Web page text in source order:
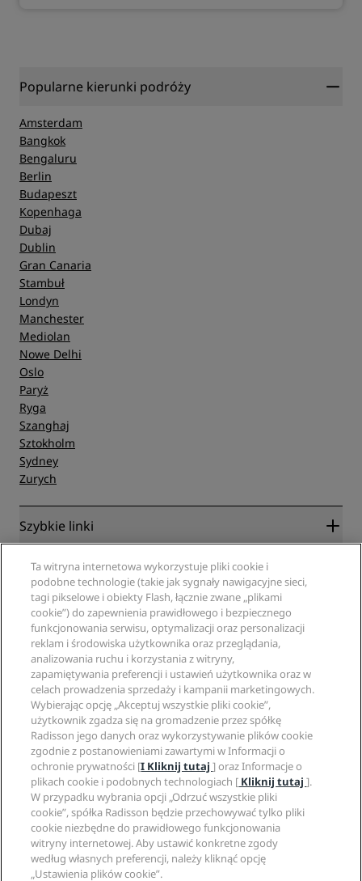
Popularne kierunki podróży
Amsterdam
Bangkok
Bengaluru
Berlin
Budapeszt
Kopenhaga
Dubaj
Dublin
Gran Canaria
Stambuł
Londyn
Manchester
Mediolan
Nowe Delhi
Oslo
Paryż
Ryga
Szanghaj
Sztokholm
Sydney
Zurych
Szybkie linki
Radisson Rewards
Gwarancja najlepszej ceny online
Blog
Cele podróży
Nowe i zapowiadane hotele
Aplikacja Radisson Hotels
Hotele z certyfikatem Sports Approved
Hotele przyjazne dla rodzin
Zdrowie i bezpieczeństwo
Specjaliści ds. podróży
Partnerzy
Agencje turystyczne
Witryna korporacyjna
Radisson Hotel Group
Media
Kariery w RHG
Kariery w PPHE
Kariera EHL
The Club by RHG
Współpraca
Odpowiedzialny biznes
Zaopatrzenie
Informacje prawne
Centrum prywatności
Informacje prawne
Regulamin Radisson Rewards
Umowa dotycząca korzystania z witryny
Dostępność cyfrowa
Oświadczenie dotyczące współczesnego niewolnictwa
Pomoc
Ostrzeżenia dla klientów
Kontakt
Najczęściej zadawane pytania
Mapa witryny
Media społecznościowe
Marki Radisson Hotels
Ta witryna internetowa wykorzystuje pliki cookie i
podobne technologie (takie jak sygnały nawigacyjne sieci,
tagi pikselowe i obiekty Flash, łącznie zwane „plikami
cookie”) do zapewnienia prawidłowego i bezpiecznego
funkcjonowania serwisu, optymalizacji oraz personalizacji
reklam i środowiska użytkownika oraz przeglądania,
analizowania ruchu i korzystania z witryny,
zapamiętywania preferencji i ustawień użytkownika oraz w
celach prowadzenia sprzedaży i kampanii marketingowych.
Wybierając opcję „Akceptuj wszystkie pliki cookie”,
użytkownik zgadza się na gromadzenie przez spółkę
Radisson jego danych oraz wykorzystywanie plików cookie
zgodnie z postanowieniami zawartymi w Informacji o
ochronie prywatności [I Kliknij tutaj] oraz Informacje o
plikach cookie i podobnych technologiach [ Kliknij tutaj].
W przypadku wybrania opcji „Odrzuć wszystkie pliki
cookie”, spółka Radisson będzie przechowywać tylko pliki
cookie niezbędne do prawidłowego funkcjonowania
witryny internetowej. Aby ustawić konkretne zgody
według własnych preferencji, należy kliknąć opcję
„Ustawienia plików cookie”.